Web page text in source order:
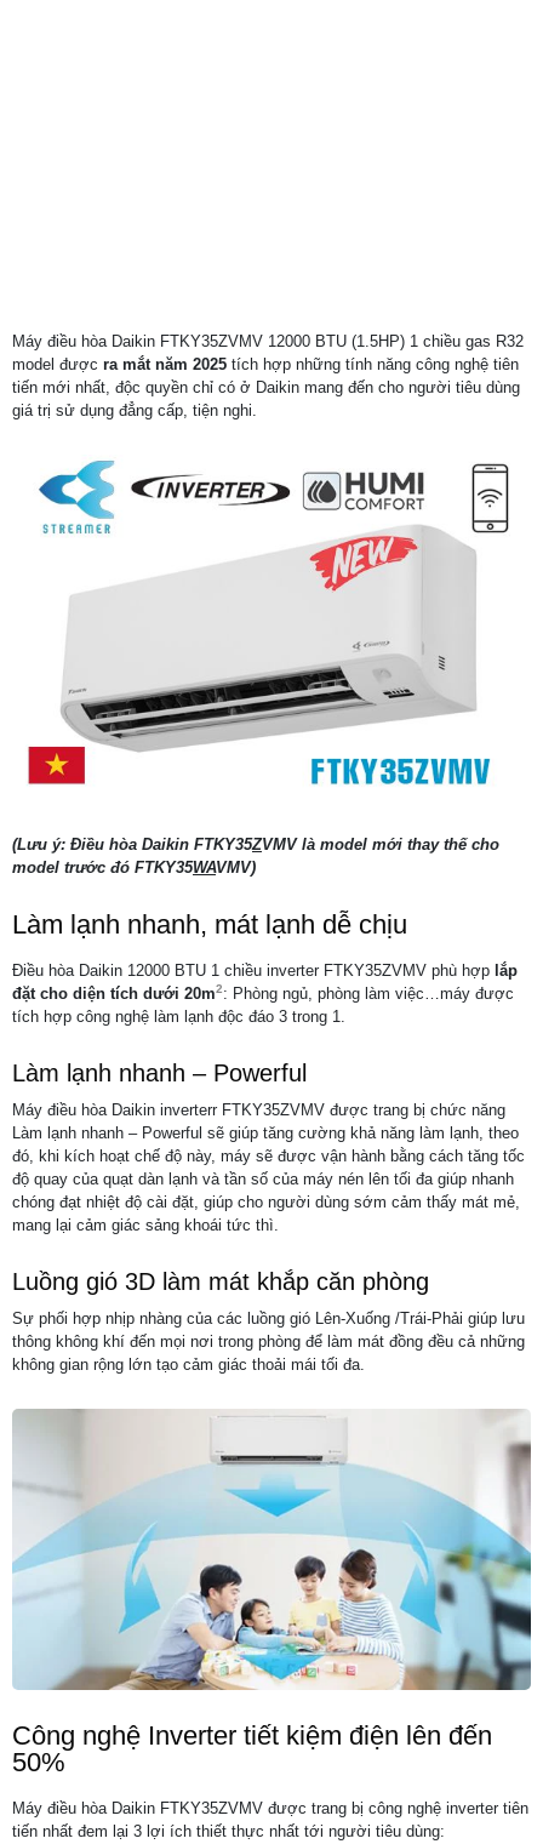
Máy điều hòa Daikin FTKY35ZVMV 12000 BTU (1.5HP) 1 chiều gas R32
model được ra mắt năm 2025 tích hợp những tính năng công nghệ tiên
tiến mới nhất, độc quyền chỉ có ở Daikin mang đến cho người tiêu dùng
giá trị sử dụng đẳng cấp, tiện nghi.
(Lưu ý: Điều hòa Daikin FTKY35ZVMV là model mới thay thế cho
model trước đó FTKY35WAVMV)
Làm lạnh nhanh, mát lạnh dễ chịu
Điều hòa Daikin 12000 BTU 1 chiều inverter FTKY35ZVMV phù hợp lắp
đặt cho diện tích dưới 20m2: Phòng ngủ, phòng làm việc…máy được
tích hợp công nghệ làm lạnh độc đáo 3 trong 1.
Làm lạnh nhanh – Powerful
Máy điều hòa Daikin inverterr FTKY35ZVMV được trang bị chức năng
Làm lạnh nhanh – Powerful sẽ giúp tăng cường khả năng làm lạnh, theo
đó, khi kích hoạt chế độ này, máy sẽ được vận hành bằng cách tăng tốc
độ quay của quạt dàn lạnh và tần số của máy nén lên tối đa giúp nhanh
chóng đạt nhiệt độ cài đặt, giúp cho người dùng sớm cảm thấy mát mẻ,
mang lại cảm giác sảng khoái tức thì.
Luồng gió 3D làm mát khắp căn phòng
Sự phối hợp nhịp nhàng của các luồng gió Lên-Xuống /Trái-Phải giúp lưu
thông không khí đến mọi nơi trong phòng để làm mát đồng đều cả những
không gian rộng lớn tạo cảm giác thoải mái tối đa.
Công nghệ Inverter tiết kiệm điện lên đến
50%
Máy điều hòa Daikin FTKY35ZVMV được trang bị công nghệ inverter tiên
tiến nhất đem lại 3 lợi ích thiết thực nhất tới người tiêu dùng: